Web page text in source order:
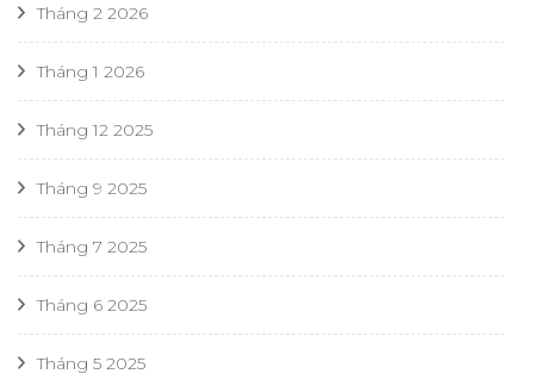
Tháng 2 2026
Tháng 1 2026
Tháng 12 2025
Tháng 9 2025
Tháng 7 2025
Tháng 6 2025
Tháng 5 2025